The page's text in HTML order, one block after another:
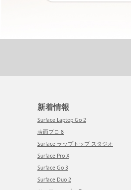
新着情報
Surface Laptop Go 2
表面プロ 8
Surface ラップトップ スタジオ
Surface Pro X
Surface Go 3
Surface Duo 2